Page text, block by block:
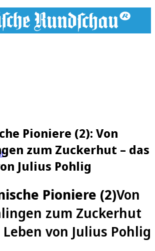
Pioniere (2): Von
zum Zuckerhut – das
Julius Pohlig
Pioniere (2)Von
zum Zuckerhut
Leben von Julius Pohlig